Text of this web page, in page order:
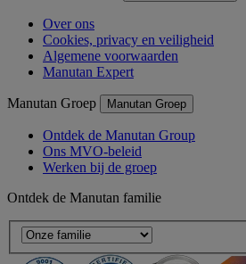
Over ons
Cookies, privacy en veiligheid
Algemene voorwaarden
Manutan Expert
Manutan Groep Manutan Groep
Ontdek de Manutan Group
Ons MVO-beleid
Werken bij de groep
Ontdek de Manutan familie